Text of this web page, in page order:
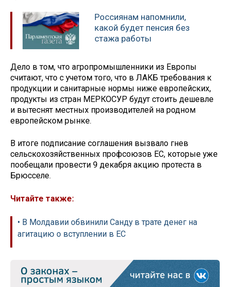
Россиянам напомнили,
какой будет пенсия без
стажа работы
Дело в том, что агропромышленники из Европы
считают, что с учетом того, что в ЛАКБ требования к
продукции и санитарные нормы ниже европейских,
продукты из стран МЕРКОСУР будут стоить дешевле
и вытеснят местных производителей на родном
европейском рынке.
В итоге подписание соглашения вызвало гнев
сельскохозяйственных профсоюзов ЕС, которые уже
пообещали провести 9 декабря акцию протеста в
Брюсселе.
Читайте также:
• В Молдавии обвинили Санду в трате денег на
агитацию о вступлении в ЕС